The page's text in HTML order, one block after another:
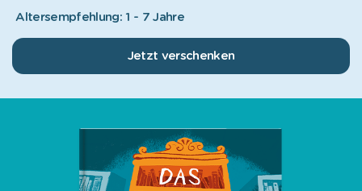
Altersempfehlung: 1 - 7 Jahre
Jetzt verschenken